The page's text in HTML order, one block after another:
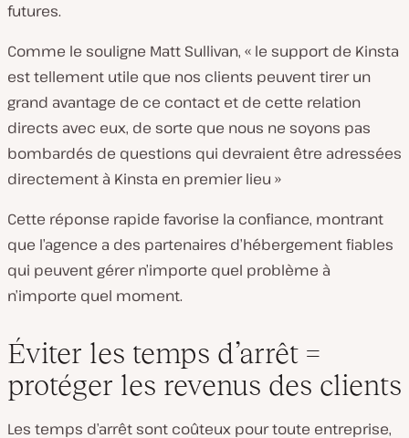
futures.
Comme le souligne Matt Sullivan, « le support de Kinsta
est tellement utile que nos clients peuvent tirer un
grand avantage de ce contact et de cette relation
directs avec eux, de sorte que nous ne soyons pas
bombardés de questions qui devraient être adressées
directement à Kinsta en premier lieu »
Cette réponse rapide favorise la confiance, montrant
que l’agence a des partenaires d’hébergement fiables
qui peuvent gérer n’importe quel problème à
n’importe quel moment.
Éviter les temps d’arrêt =
protéger les revenus des clients
Les temps d’arrêt sont coûteux pour toute entreprise,